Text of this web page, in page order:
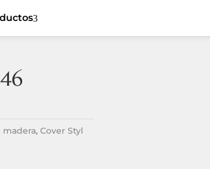
3
5
Listones de
madera,Cover Styl